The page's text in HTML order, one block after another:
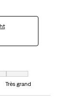
à Très grand
Très grand